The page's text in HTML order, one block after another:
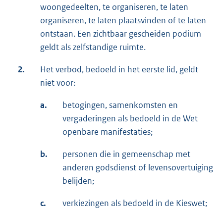
woongedeelten, te organiseren, te laten
organiseren, te laten plaatsvinden of te laten
ontstaan. Een zichtbaar gescheiden podium
geldt als zelfstandige ruimte.
2.
Het verbod, bedoeld in het eerste lid, geldt
niet voor:
a.
betogingen, samenkomsten en
vergaderingen als bedoeld in de Wet
openbare manifestaties;
b.
personen die in gemeenschap met
anderen godsdienst of levensovertuiging
belijden;
c. verkiezingen als bedoeld in de Kieswet;